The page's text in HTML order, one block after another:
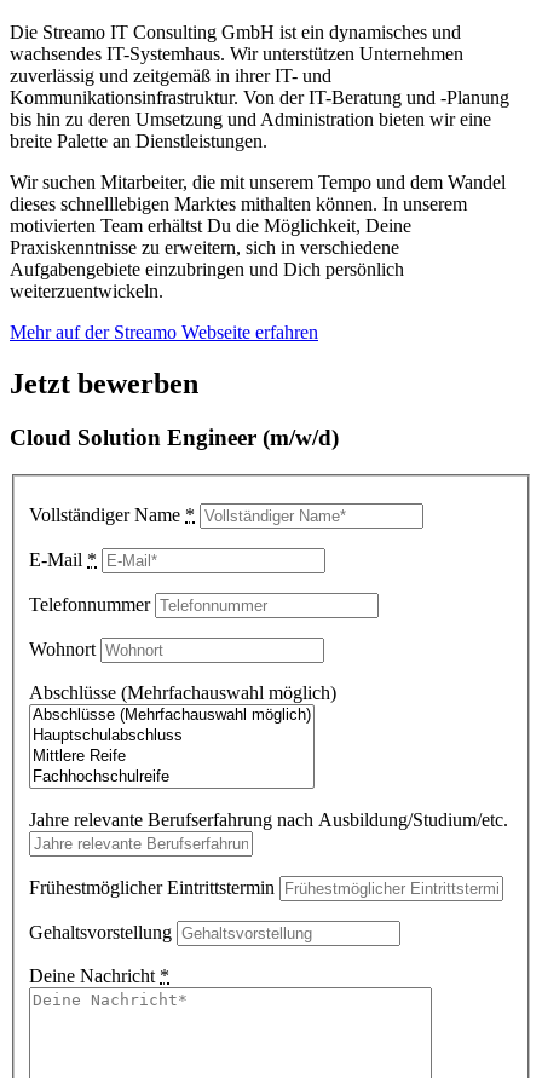
Die Streamo IT Consulting GmbH ist ein dynamisches und
wachsendes IT-Systemhaus. Wir unterstützen Unternehmen
zuverlässig und zeitgemäß in ihrer IT- und
Kommunikationsinfrastruktur. Von der IT-Beratung und -Planung
bis hin zu deren Umsetzung und Administration bieten wir eine
breite Palette an Dienstleistungen.
Wir suchen Mitarbeiter, die mit unserem Tempo und dem Wandel
dieses schnelllebigen Marktes mithalten können. In unserem
motivierten Team erhältst Du die Möglichkeit, Deine
Praxiskenntnisse zu erweitern, sich in verschiedene
Aufgabengebiete einzubringen und Dich persönlich
weiterzuentwickeln.
Mehr auf der Streamo Webseite erfahren
Jetzt bewerben
Cloud Solution Engineer (m/w/d)
Vollständiger Name *
E-Mail *
Telefonnummer
Wohnort
Abschlüsse (Mehrfachauswahl möglich)
Jahre relevante Berufserfahrung nach Ausbildung/Studium/etc.
Frühestmöglicher Eintrittstermin
Gehaltsvorstellung
Deine Nachricht *